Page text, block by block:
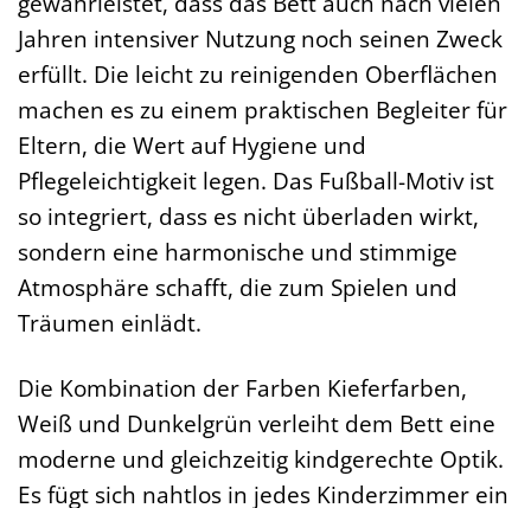
Jahren intensiver Nutzung noch seinen Zweck
erfüllt. Die leicht zu reinigenden Oberflächen
machen es zu einem praktischen Begleiter für
Eltern, die Wert auf Hygiene und
Pflegeleichtigkeit legen. Das Fußball-Motiv ist
so integriert, dass es nicht überladen wirkt,
sondern eine harmonische und stimmige
Atmosphäre schafft, die zum Spielen und
Träumen einlädt.
Die Kombination der Farben Kieferfarben,
Weiß und Dunkelgrün verleiht dem Bett eine
moderne und gleichzeitig kindgerechte Optik.
Es fügt sich nahtlos in jedes Kinderzimmer ein